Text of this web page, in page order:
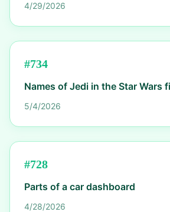
4/29/2026
#734
Names of Jedi in the Star Wars
5/4/2026
#728
Parts of a car dashboard
4/28/2026